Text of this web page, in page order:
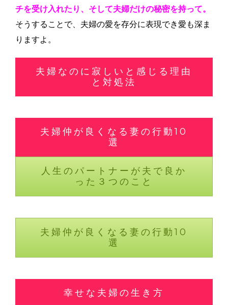
チを受け入れたり、そして夫婦だけの秘密を持って。
そうすることで、夫婦の愛を存分に表現でき愛も深ま
りますよ。
夫婦なのに寂しいと感じる理由
と対処法
夫婦仲が良くなる妻の行動10
選
人生のパートナーが夫で良か
った３つのこと
夫婦仲が良くなる妻の行動10
選
幸せな夫婦の生き方